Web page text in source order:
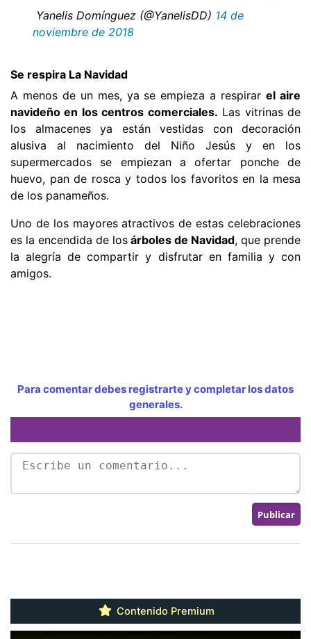
 Yanelis Domínguez (@YanelisDD) 14 de
noviembre de 2018
Se respira La Navidad
A menos de un mes, ya se empieza a respirarel aire
navideño en los centros comerciales. Las vitrinas de
los almacenes ya están vestidas con decoración
alusiva al nacimiento del Niño Jesús y en los
supermercados se empiezan a ofertar ponche de
huevo, pan de rosca y todos los favoritos en la mesa
de los panameños.
Uno de los mayores atractivos de estas celebraciones
es la encendida de los árboles de Navidad, que prende
la alegría de compartir y disfrutar en familia y con
amigos.
Para comentar debes registrarte y completar los datos
generales.
Contenido Premium